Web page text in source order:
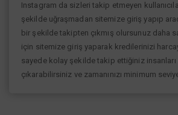
Instagram da sizleri takip etmeyen
şekilde uğraşmadan sitemize giriş yapıp
bir şekilde takipten çıkmış olursunuz daha
için sitemize giriş yaparak kredilerinizi
sayede kolay şekilde takip ettiğiniz insanları
çıkarabilirsiniz ve zamanınızı minimum